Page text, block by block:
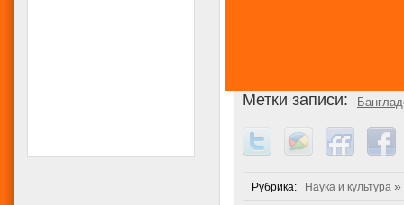
Метки записи:
Рубрика: Наука и культура »